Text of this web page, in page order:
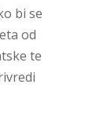
bi se
od
te